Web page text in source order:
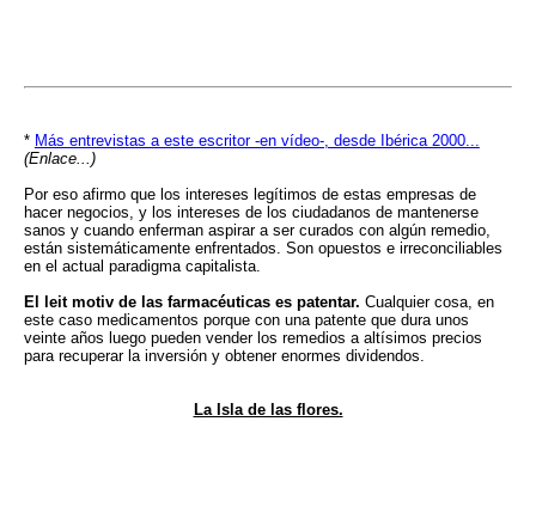
* Más entrevistas a este escritor -en vídeo-, desde Ibérica 2000...
(Enlace...)
Por eso afirmo que los intereses legítimos de estas empresas de
hacer negocios, y los intereses de los ciudadanos de mantenerse
sanos y cuando enferman aspirar a ser curados con algún remedio,
están sistemáticamente enfrentados. Son opuestos e irreconciliables
en el actual paradigma capitalista.
El leit motiv de las farmacéuticas es patentar. Cualquier cosa, en
este caso medicamentos porque con una patente que dura unos
veinte años luego pueden vender los remedios a altísimos precios
para recuperar la inversión y obtener enormes dividendos.
La Isla de las flores.